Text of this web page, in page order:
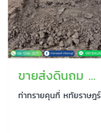
ขายส่งดินถม หทัยราษฎร์
ท่าทรายคุนกี่ หทัยราษฎร์